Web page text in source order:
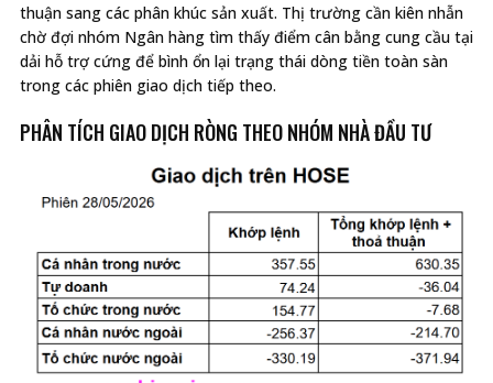
thuận sang các phân khúc sản xuất. Thị trường cần kiên nhẫn
chờ đợi nhóm Ngân hàng tìm thấy điểm cân bằng cung cầu tại
dải hỗ trợ cứng để bình ổn lại trạng thái dòng tiền toàn sàn
trong các phiên giao dịch tiếp theo.
PHÂN TÍCH GIAO DỊCH RÒNG THEO NHÓM NHÀ ĐẦU TƯ